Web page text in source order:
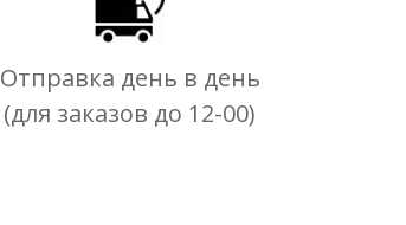
Отправка день в день
(для заказов до 12-00)